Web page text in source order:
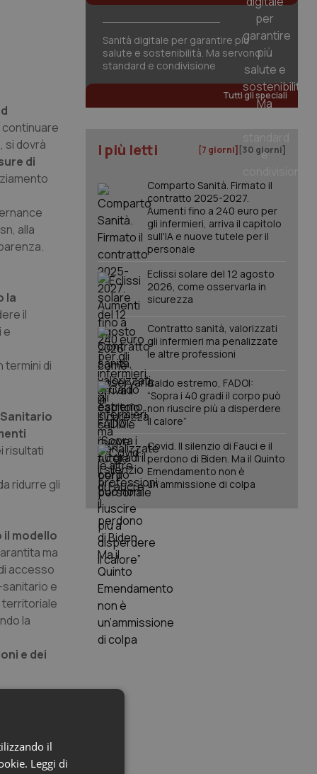
continuare
si dovrà
di
alla
la
il
e
termini di
risultati
ridurre gli
il modello
ma
accesso
e
territoriale
la
e dei
deve
Sanità digitale per garantire più
salute e sostenibilità. Ma servono
standard e condivisione
Tutti gli speciali
I più letti [7 giorni] [30 giorni]
Comparto Sanità. Firmato il
contratto 2025-2027.
Aumenti fino a 240 euro per
gli infermieri, arriva il capitolo
sull'IA e nuove tutele per il
personale
Eclissi solare del 12 agosto
2026, come osservarla in
sicurezza
Contratto sanità, valorizzati
gli infermieri ma penalizzate
le altre professioni
Caldo estremo, FADOI:
“Sopra i 40 gradi il corpo può
non riuscire più a disperdere
il calore”
Covid. Il silenzio di Fauci e il
perdono di Biden. Ma il Quinto
Emendamento non è
un’ammissione di colpa
il
Leggi di